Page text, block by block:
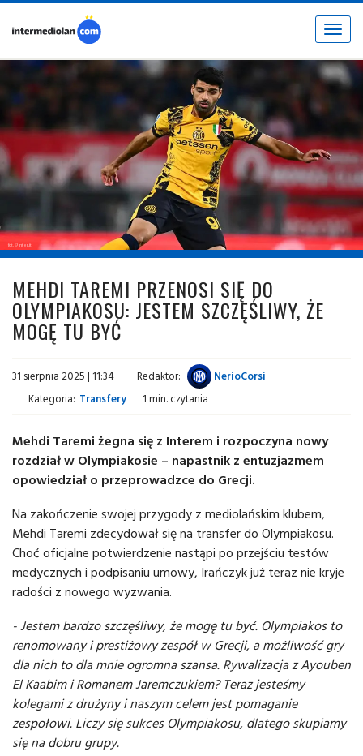
Toggle
fot. © inter.it
MEHDI TAREMI PRZENOSI SIĘ DO
OLYMPIAKOSU: JESTEM SZCZĘŚLIWY, ŻE
MOGĘ TU BYĆ
31 sierpnia 2025 | 11:34 Redaktor:
NerioCorsi
Kategoria: Transfery 1 min. czytania
Mehdi Taremi żegna się z Interem i rozpoczyna nowy
rozdział w Olympiakosie – napastnik z entuzjazmem
opowiedział o przeprowadzce do Grecji.
Na zakończenie swojej przygody z mediolańskim klubem,
Mehdi Taremi zdecydował się na transfer do Olympiakosu.
Choć oficjalne potwierdzenie nastąpi po przejściu testów
medycznych i podpisaniu umowy, Irańczyk już teraz nie kryje
radości z nowego wyzwania.
- Jestem bardzo szczęśliwy, że mogę tu być. Olympiakos to
renomowany i prestiżowy zespół w Grecji, a możliwość gry
dla nich to dla mnie ogromna szansa. Rywalizacja z Ayouben
El Kaabim i Romanem Jaremczukiem? Teraz jesteśmy
kolegami z drużyny i naszym celem jest pomaganie
zespołowi. Liczy się sukces Olympiakosu, dlatego skupiamy
się na dobru grupy.